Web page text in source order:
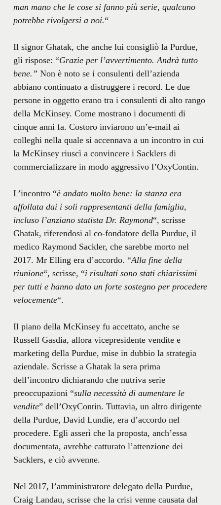
man mano che le cose si fanno più serie, qualcuno
potrebbe rivolgersi a noi.“
Il signor Ghatak, che anche lui consigliò la Purdue,
gli rispose: “Grazie per l’avvertimento. Andrà tutto
bene.” Non è noto se i consulenti dell’azienda
abbiano continuato a distruggere i record. Le due
persone in oggetto erano tra i consulenti di alto rango
della McKinsey. Come mostrano i documenti di
cinque anni fa. Costoro inviarono un’e-mail ai
colleghi nella quale si accennava a un incontro in cui
la McKinsey riuscì a convincere i Sacklers di
commercializzare in modo aggressivo l’OxyContin.
L’incontro “è andato molto bene: la stanza era
affollata dai i soli rappresentanti della famiglia,
incluso l’anziano statista Dr. Raymond“, scrisse
Ghatak, riferendosi al co-fondatore della Purdue, il
medico Raymond Sackler, che sarebbe morto nel
2017. Mr Elling era d’accordo. “Alla fine della
riunione“, scrisse, “i risultati sono stati chiarissimi
per tutti e hanno dato un forte sostegno per procedere
velocemente“.
Il piano della McKinsey fu accettato, anche se
Russell Gasdia, allora vicepresidente vendite e
marketing della Purdue, mise in dubbio la strategia
aziendale. Scrisse a Ghatak la sera prima
dell’incontro dichiarando che nutriva serie
preoccupazioni “sulla necessità di aumentare le
vendite” dell’OxyContin. Tuttavia, un altro dirigente
della Purdue, David Lundie, era d’accordo nel
procedere. Egli asserì che la proposta, anch’essa
documentata, avrebbe catturato l’attenzione dei
Sacklers, e ciò avvenne.
Nel 2017, l’amministratore delegato della Purdue,
Craig Landau, scrisse che la crisi venne causata dal